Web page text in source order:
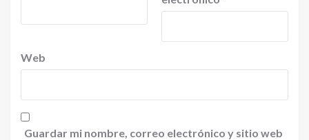
Web
Guardar mi nombre, correo electrónico y sitio web